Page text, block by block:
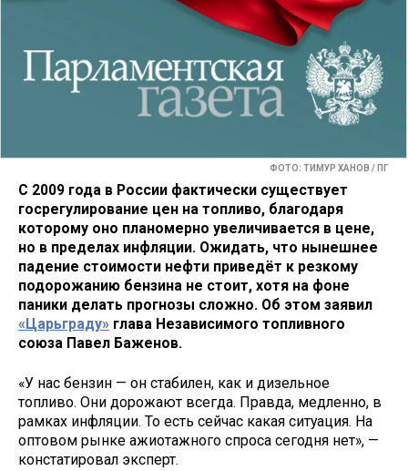
ФОТО: ТИМУР ХАНОВ / ПГ
С 2009 года в России фактически существует
госрегулирование цен на топливо, благодаря
которому оно планомерно увеличивается в цене,
но в пределах инфляции. Ожидать, что нынешнее
падение стоимости нефти приведёт к резкому
подорожанию бензина не стоит, хотя на фоне
паники делать прогнозы сложно. Об этом заявил
«Царьграду» глава Независимого топливного
союза Павел Баженов.
«У нас бензин — он стабилен, как и дизельное
топливо. Они дорожают всегда. Правда, медленно, в
рамках инфляции. То есть сейчас какая ситуация. На
оптовом рынке ажиотажного спроса сегодня нет», —
констатировал эксперт.